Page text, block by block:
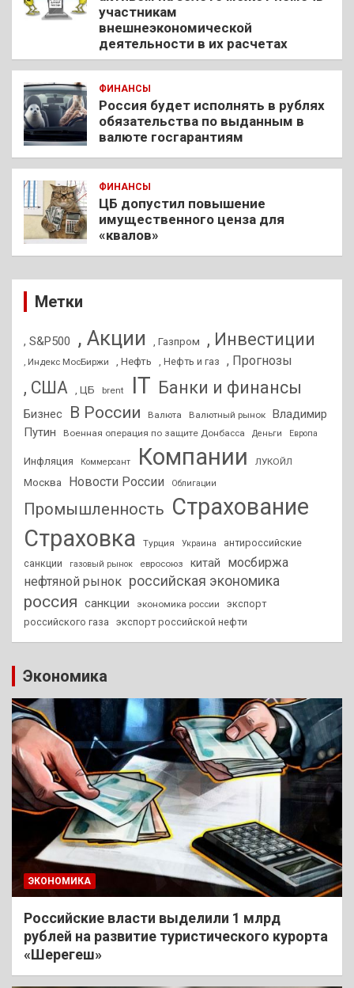
участникам
внешнеэкономической
деятельности в их расчетах
ФИНАНСЫ
Россия будет исполнять в рублях
обязательства по выданным в
валюте госгарантиям
ФИНАНСЫ
ЦБ допустил повышение
имущественного ценза для
«квалов»
Метки
, S&P500 , Акции , Газпром , Инвестиции
, Индекс МосБиржи , Нефть , Нефть и газ , Прогнозы
, США , ЦБ brent IT Банки и финансы
Бизнес В России Валюта Валютный рынок
Владимир
Путин
Военная операция по защите Донбасса Деньги Европа
Инфляция Коммерсант Компании ЛУКОЙЛ
Москва Новости России Облигации
Промышленность Страхование
Страховка
Турция Украина
антироссийские
санкции
газовый рынок евросоюз китай
мосбиржа
нефтяной рынок российская экономика
россия санкции экономика россии
экспорт
российского газа
экспорт российской нефти
Экономика
ЭКОНОМИКА
Российские власти выделили 1 млрд
рублей на развитие туристического курорта
«Шерегеш»